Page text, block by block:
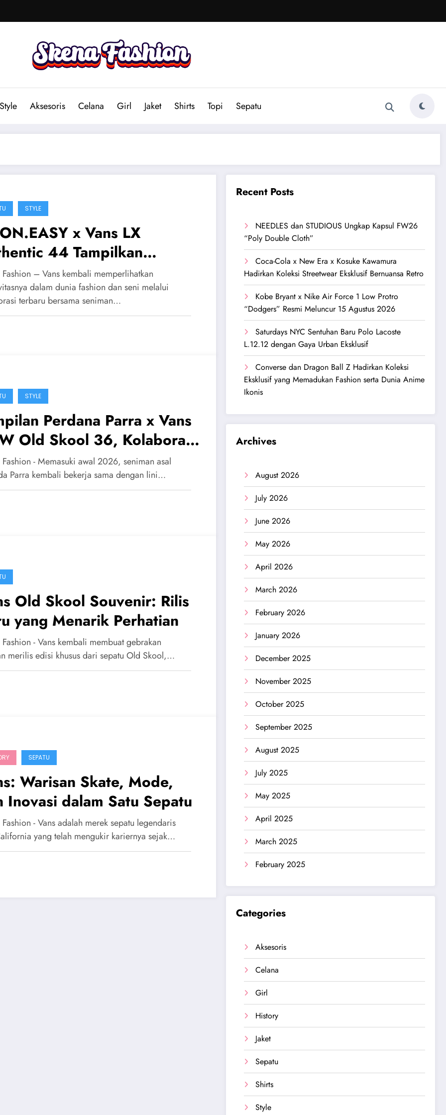
Style Aksesoris Celana Girl Jaket Shirts Topi Sepatu
STYLE
x Vans LX
44 Tampilkan
Humor Gelap yang
Fashion – Vans kembali memperlihatkan
dalam dunia fashion dan seni melalui
terbaru bersama seniman…
STYLE
Perdana Parra x Vans
Old Skool 36, Kolaborasi
dan Streetwear di Awal
Fashion - Memasuki awal 2026, seniman asal
Parra kembali bekerja sama dengan lini…
Old Skool Souvenir: Rilis
yang Menarik Perhatian
Fashion - Vans kembali membuat gebrakan
merilis edisi khusus dari sepatu Old Skool,…
SEPATU
Warisan Skate, Mode,
Inovasi dalam Satu Sepatu
Fashion - Vans adalah merek sepatu legendaris
yang telah mengukir kariernya sejak…
Recent Posts
NEEDLES dan STUDIOUS Ungkap Kapsul FW26
“Poly Double Cloth”
Coca-Cola x New Era x Kosuke Kawamura
Hadirkan Koleksi Streetwear Eksklusif Bernuansa Retro
Kobe Bryant x Nike Air Force 1 Low Protro
“Dodgers” Resmi Meluncur 15 Agustus 2026
Saturdays NYC Sentuhan Baru Polo Lacoste
L.12.12 dengan Gaya Urban Eksklusif
Converse dan Dragon Ball Z Hadirkan Koleksi
Eksklusif yang Memadukan Fashion serta Dunia Anime
Ikonis
Archives
August 2026
July 2026
June 2026
May 2026
April 2026
March 2026
February 2026
January 2026
December 2025
November 2025
October 2025
September 2025
August 2025
July 2025
May 2025
April 2025
March 2025
February 2025
Categories
Aksesoris
Celana
Girl
History
Jaket
Sepatu
Shirts
Style